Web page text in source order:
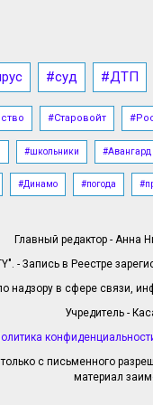
#суд #ДТП
#Старовойт
#школьники #Авангард
#Динамо #погода
Главный редактор - Анна
- Запись в Реестре
надзору в сфере связи,
Учредитель -
с письменного
материал